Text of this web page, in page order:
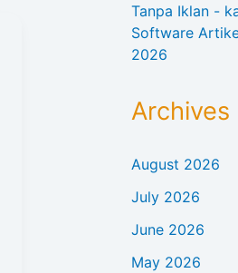
Tanpa Iklan -
Software
2026
Archives
August 2026
July 2026
June 2026
May 2026